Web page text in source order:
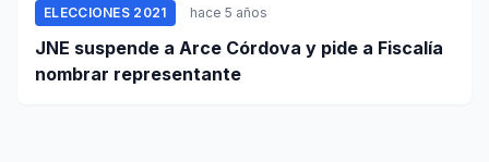
ELECCIONES 2021 hace 5 años
JNE suspende a Arce Córdova y pide a Fiscalía
nombrar representante